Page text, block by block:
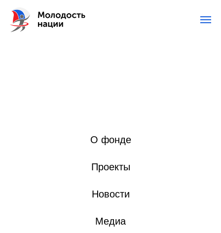
О фонде
Проекты
Медиа
Новости